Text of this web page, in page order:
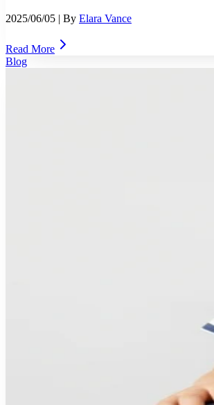
2025/06/05 | By Elara Vance
Read More
Blog